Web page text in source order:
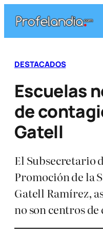
contenido
DESTACADOS
Escuelas
de
Gatell
El Subsecretario
Promoción de la
Gatell Ramírez,
no son centros